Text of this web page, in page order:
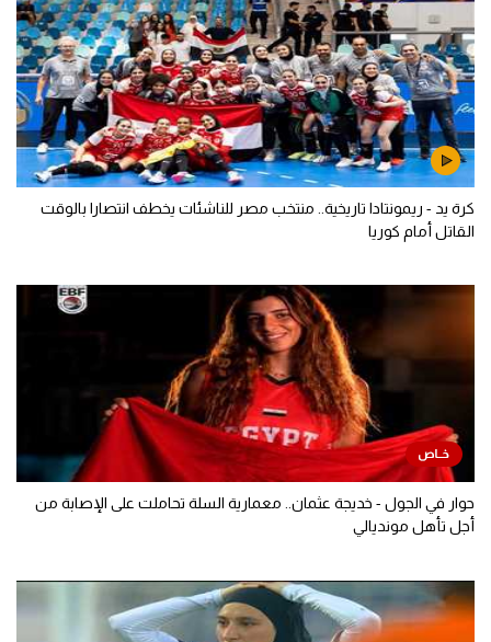
كرة يد - ريمونتادا تاريخية.. منتخب مصر للناشئات يخطف انتصارا بالوقت
القاتل أمام كوريا
حوار في الجول - خديجة عثمان.. معمارية السلة تحاملت على الإصابة من
أجل تأهل مونديالي